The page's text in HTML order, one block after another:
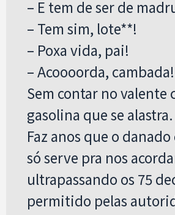
– E tem de ser de
– Tem sim, lote**!
– Poxa vida, pai!
– Acoooorda, cambada!
Sem contar no valente
gasolina que se
Faz anos que o
só serve pra nos
ultrapassando os 75
permitido pelas